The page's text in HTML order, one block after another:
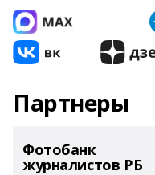
Партнеры
Фотобанк
журналистов РБ